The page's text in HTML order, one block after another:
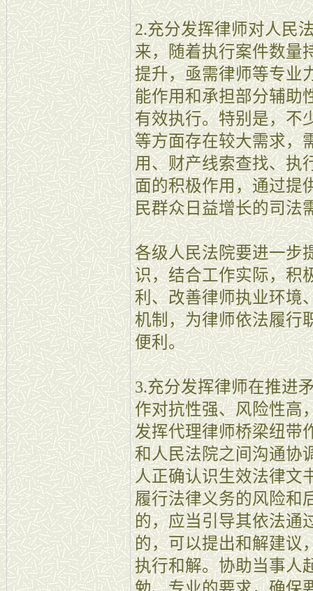
2.充分发挥律师对人民
来，随着执行案件数量
提升，亟需律师等专业
能作用和承担部分辅助
有效执行。特别是，不
等方面存在较大需求，
用、财产线索查找、执
面的积极作用，通过提
民群众日益增长的司法
各级人民法院要进一步
识，结合工作实际，积
利、改善律师执业环境
机制，为律师依法履行
便利。
3.充分发挥律师在推进
作对抗性强、风险性高
发挥代理律师桥梁纽带
和人民法院之间沟通协
人正确认识生效法律文
履行法律义务的风险和
的，应当引导其依法通
的，可以提出和解建议
执行和解。协助当事人